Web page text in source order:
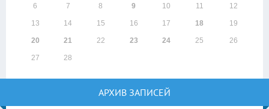
6 7 8 9 10 11 12
13 14 15 16 17 18 19
20 21 22 23 24 25 26
27 28
АРХИВ ЗАПИСЕЙ